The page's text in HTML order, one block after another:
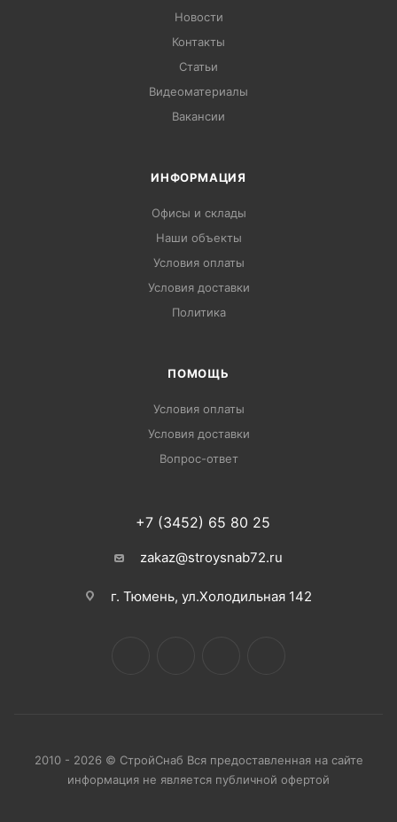
Новости
Контакты
Статьи
Видеоматериалы
Вакансии
ИНФОРМАЦИЯ
Офисы и склады
Наши объекты
Условия оплаты
Условия доставки
Политика
ПОМОЩЬ
Условия оплаты
Условия доставки
Вопрос-ответ
+7 (3452) 65 80 25
zakaz@stroysnab72.ru
г. Тюмень, ул.Холодильная 142
2010 - 2026 © СтройСнаб Вся предоставленная на сайте
информация не является публичной офертой